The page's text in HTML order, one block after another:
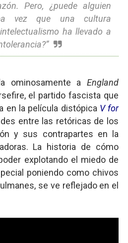
Pero, ¿puede alguien
vez que una cultura
ha llevado a
ominosamente aEngland
el partido fascista que
en la película distópica V for
entre las retóricas de los
y sus contrapartes en la
La historia de cómo
explotando el miedo de
poniendo como chivos
se ve reflejado en el